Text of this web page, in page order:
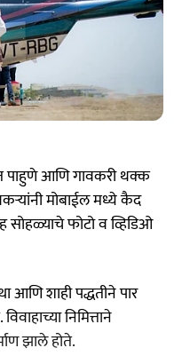
पाहुणे आणि गावकरी थक्क
मोबाईल मध्ये कैद
सोहळ्याचे फोटो व व्हिडिओ
शाही पद्धतीने पार
निमित्ताने
झाले होते.